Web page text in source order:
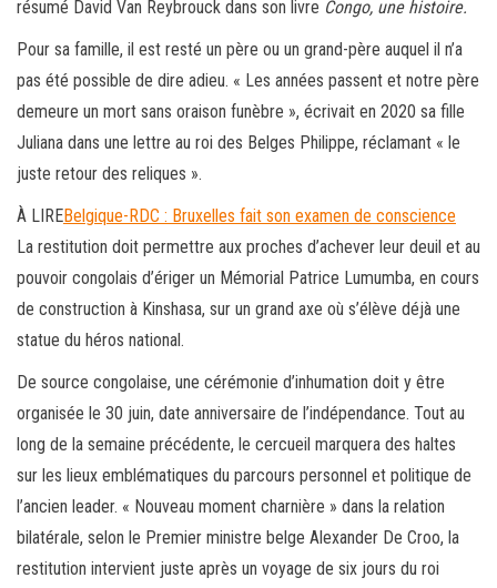
résumé David Van Reybrouck dans son livre Congo, une histoire.
Pour sa famille, il est resté un père ou un grand-père auquel il n’a
pas été possible de dire adieu. « Les années passent et notre père
demeure un mort sans oraison funèbre », écrivait en 2020 sa fille
Juliana dans une lettre au roi des Belges Philippe, réclamant « le
juste retour des reliques ».
À LIREBelgique-RDC : Bruxelles fait son examen de conscience
La restitution doit permettre aux proches d’achever leur deuil et au
pouvoir congolais d’ériger un Mémorial Patrice Lumumba, en cours
de construction à Kinshasa, sur un grand axe où s’élève déjà une
statue du héros national.
De source congolaise, une cérémonie d’inhumation doit y être
organisée le 30 juin, date anniversaire de l’indépendance. Tout au
long de la semaine précédente, le cercueil marquera des haltes
sur les lieux emblématiques du parcours personnel et politique de
l’ancien leader. « Nouveau moment charnière » dans la relation
bilatérale, selon le Premier ministre belge Alexander De Croo, la
restitution intervient juste après un voyage de six jours du roi